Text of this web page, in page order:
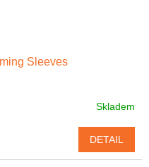
Sleeves
Skladem
DETAIL